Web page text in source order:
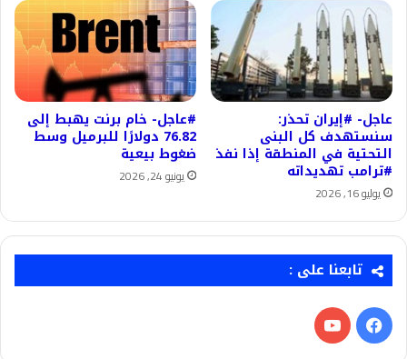
عاجل- #إيران تحذر:
سنستهدف كل البنى
التحتية في المنطقة إذا نفذ
#ترامب تهديداته
يوليو 16, 2026
#عاجل- خام برنت يهبط إلى
76.82 دولارًا للبرميل وسط
ضغوط بيعية
يونيو 24, 2026
تابعنا على :
فيسبوك‫YouTube